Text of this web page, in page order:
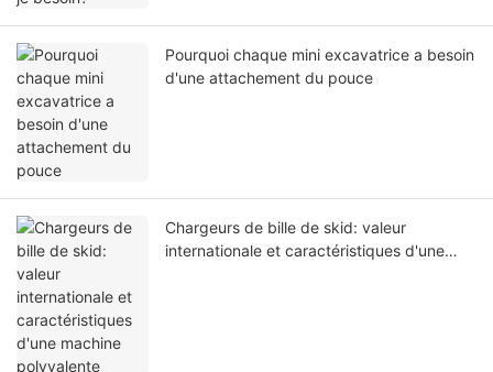
Pourquoi chaque mini excavatrice a besoin
d'une attachement du pouce
Chargeurs de bille de skid: valeur
internationale et caractéristiques d'une